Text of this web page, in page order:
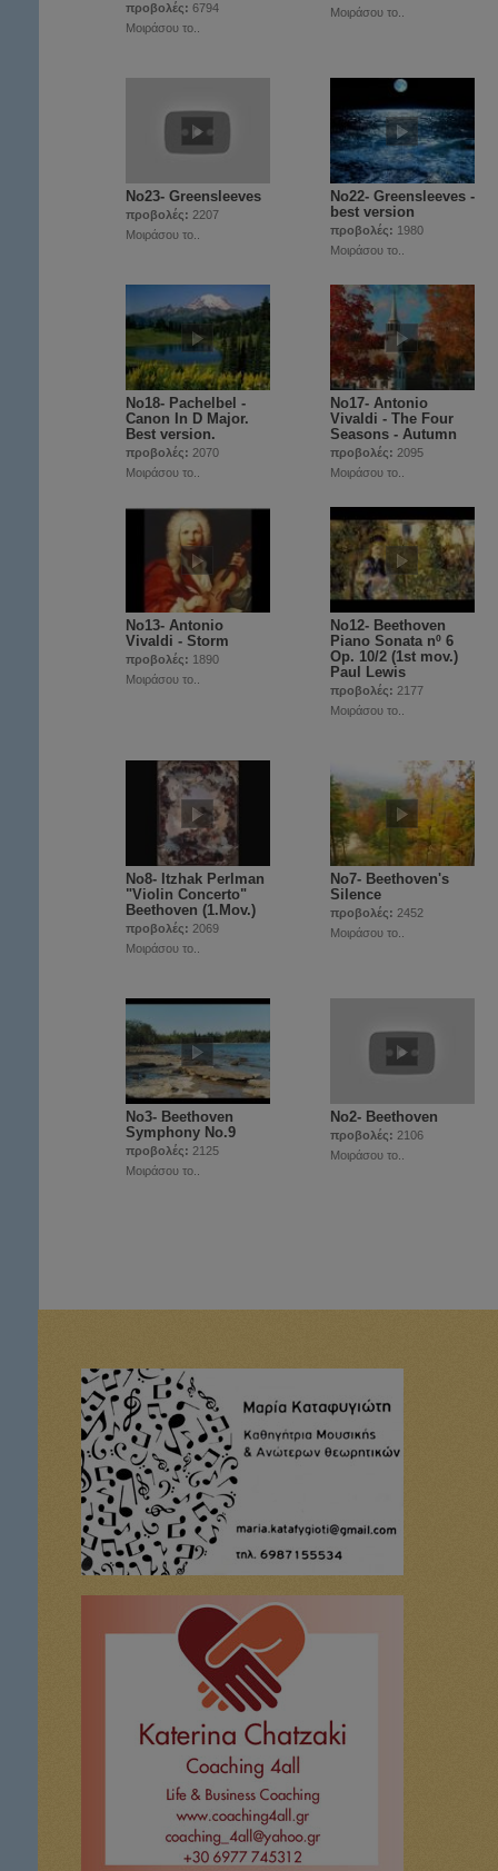
προβολές: 6794
Μοιράσου το..
Μοιράσου το..
Νο23- Greensleeves
προβολές: 2207
Μοιράσου το..
Νο22- Greensleeves -
best version
προβολές: 1980
Μοιράσου το..
Νο18- Pachelbel -
Canon In D Major.
Best version.
προβολές: 2070
Μοιράσου το..
Νο17- Antonio
Vivaldi - The Four
Seasons - Autumn
προβολές: 2095
Μοιράσου το..
Νο13- Antonio
Vivaldi - Storm
προβολές: 1890
Μοιράσου το..
Νο12- Beethoven
Piano Sonata nº 6
Op. 10/2 (1st mov.)
Paul Lewis
προβολές: 2177
Μοιράσου το..
Νο8- Itzhak Perlman
"Violin Concerto"
Beethoven (1.Mov.)
προβολές: 2069
Μοιράσου το..
Νο7- Beethoven's
Silence
προβολές: 2452
Μοιράσου το..
Νο3- Beethoven
Symphony No.9
προβολές: 2125
Μοιράσου το..
Νο2- Beethoven
προβολές: 2106
Μοιράσου το..